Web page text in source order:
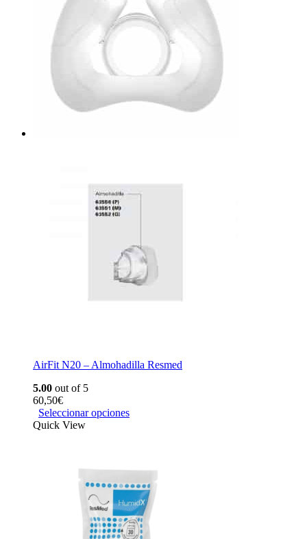
AirFit N20 – Almohadilla Resmed
5.00 out of 5
60,50€
Seleccionar opciones
Quick View